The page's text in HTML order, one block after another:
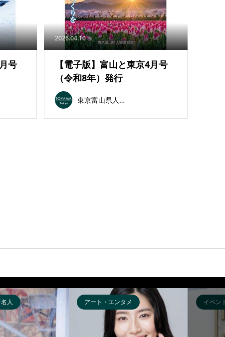
号
2026.04.10
【電子版】富山と東京4月号
（令和8年）発行
東京富山県人会連合会
人 アート・エンタメ イベン